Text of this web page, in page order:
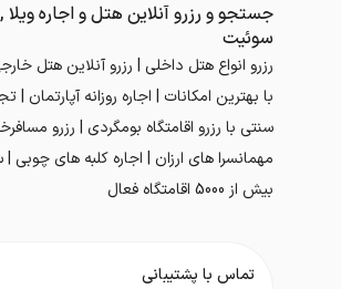
جستجو و رزرو آنلاین هتل و اجاره ویلا
سوئیت
رزرو انواع هتل داخلی | رزرو آنلاین هتل
با بهترین امکانات | اجاره روزانه آپارتمان |
سنتی با رزرو اقامتگاه بومگردی | رزرو
مهمانسرا های ارزان | اجاره کلبه های چوبی |
بیش از 5000 اقامتگاه فعال
تماس با پشتیبانی